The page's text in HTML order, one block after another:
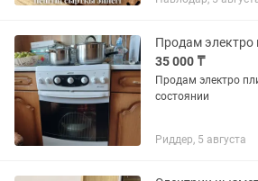
ПОКУПАЙТЕ
Продам электро
35 000 ₸
Продам электро
состоянии
Риддер, 5 августа